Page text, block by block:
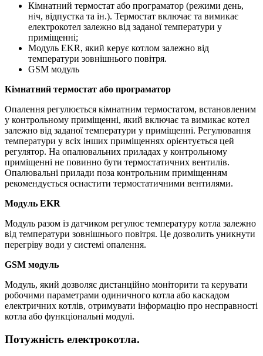
Кімнатний термостат або програматор (режими день,
ніч, відпустка та ін.). Термостат включає та вимикає
електрокотел залежно від заданої температури у
приміщенні;
Модуль EKR, який керує котлом залежно від
температури зовнішнього повітря.
GSM модуль
Кімнатний термостат або програматор
Опалення регулюється кімнатним термостатом, встановленим
у контрольному приміщенні, який включає та вимикає котел
залежно від заданої температури у приміщенні. Регулювання
температури у всіх інших приміщеннях орієнтується цей
регулятор. На опалювальних приладах у контрольному
приміщенні не повинно бути термостатичних вентилів.
Опалювальні прилади поза контрольним приміщенням
рекомендується оснастити термостатичними вентилями.
Модуль EKR
Модуль разом із датчиком регулює температуру котла залежно
від температури зовнішнього повітря. Це дозволить уникнути
перегріву води у системі опалення.
GSM модуль
Модуль, який дозволяє дистанційно моніторити та керувати
робочими параметрами одиничного котла або каскадом
електричних котлів, отримувати інформацію про несправності
котла або функціональні модулі.
Потужність електрокотла.